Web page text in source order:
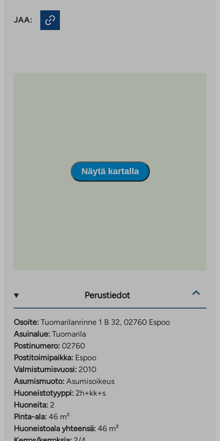
Autopaikat ja laajakaista
JAA:
Näytä kartalla
Perustiedot
Osoite: Tuomarilanrinne 1 B 32, 02760 Espoo
Asuinalue: Tuomarila
Postinumero: 02760
Postitoimipaikka: Espoo
Valmistumisvuosi: 2010
Asumismuoto: Asumisoikeus
Huoneistotyyppi: 2h+kk+s
Huoneita: 2
Pinta-ala: 46 m²
Huoneistoala yhteensä: 46 m²